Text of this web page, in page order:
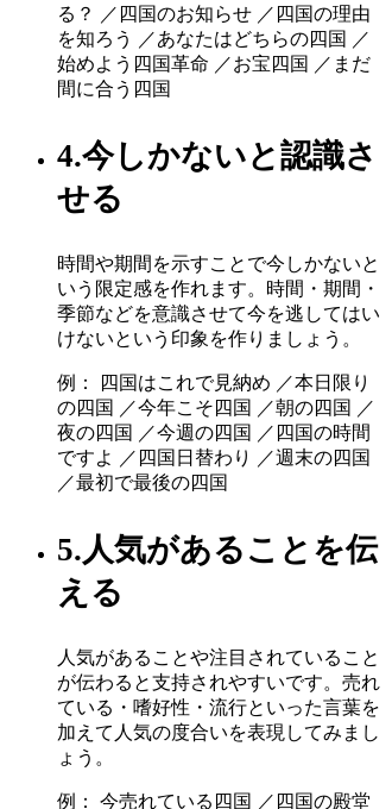
る？ ／四国のお知らせ ／四国の理由
を知ろう ／あなたはどちらの四国 ／
始めよう四国革命 ／お宝四国 ／まだ
間に合う四国
4.今しかないと認識さ
せる
時間や期間を示すことで今しかないと
いう限定感を作れます。時間・期間・
季節などを意識させて今を逃してはい
けないという印象を作りましょう。
例： 四国はこれで見納め ／本日限り
の四国 ／今年こそ四国 ／朝の四国 ／
夜の四国 ／今週の四国 ／四国の時間
ですよ ／四国日替わり ／週末の四国
／最初で最後の四国
5.人気があることを伝
える
人気があることや注目されていること
が伝わると支持されやすいです。売れ
ている・嗜好性・流行といった言葉を
加えて人気の度合いを表現してみまし
ょう。
例： 今売れている四国 ／四国の殿堂